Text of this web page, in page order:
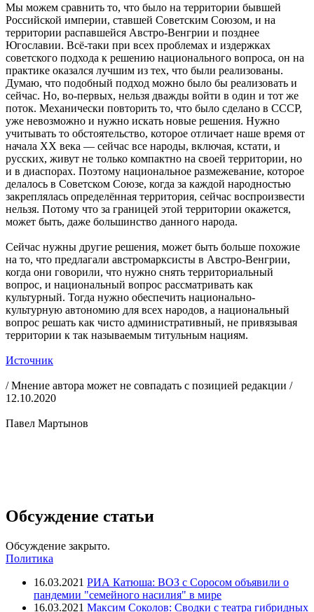
Мы можем сравнить то, что было на территории бывшей
Российской империи, ставшей Советским Союзом, и на
территории распавшейся Австро-Венгрии и позднее
Югославии. Всё-таки при всех проблемах и издержках
советского подхода к решению национального вопроса, он на
практике оказался лучшим из тех, что были реализованы.
Думаю, что подобный подход можно было бы реализовать и
сейчас. Но, во-первых, нельзя дважды войти в один и тот же
поток. Механически повторить то, что было сделано в СССР,
уже невозможно и нужно искать новые решения. Нужно
учитывать то обстоятельство, которое отличает наше время от
начала ХХ века — сейчас все народы, включая, кстати, и
русских, живут не только компактно на своей территории, но
и в диаспорах. Поэтому национальное размежевание, которое
делалось в Советском Союзе, когда за каждой народностью
закреплялась определённая территория, сейчас воспроизвести
нельзя. Потому что за границей этой территории окажется,
может быть, даже большинство данного народа.
Сейчас нужны другие решения, может быть больше похожие
на то, что предлагали австромарксисты в Австро-Венгрии,
когда они говорили, что нужно снять территориальный
вопрос, и национальный вопрос рассматривать как
культурный. Тогда нужно обеспечить национально-
культурную автономию для всех народов, а национальный
вопрос решать как чисто административный, не привязывая
территории к так называемым титульным нациям.
Источник
/ Мнение автора может не совпадать с позицией редакции /
12.10.2020
Павел Мартынов
Обсуждение статьи
Обсуждение закрыто.
Политика
16.03.2021 РИА Катюша: ВОЗ с Соросом объявили о
пандемии "семейного насилия" в мире
16.03.2021 Максим Соколов: Сводки с театра гибридных